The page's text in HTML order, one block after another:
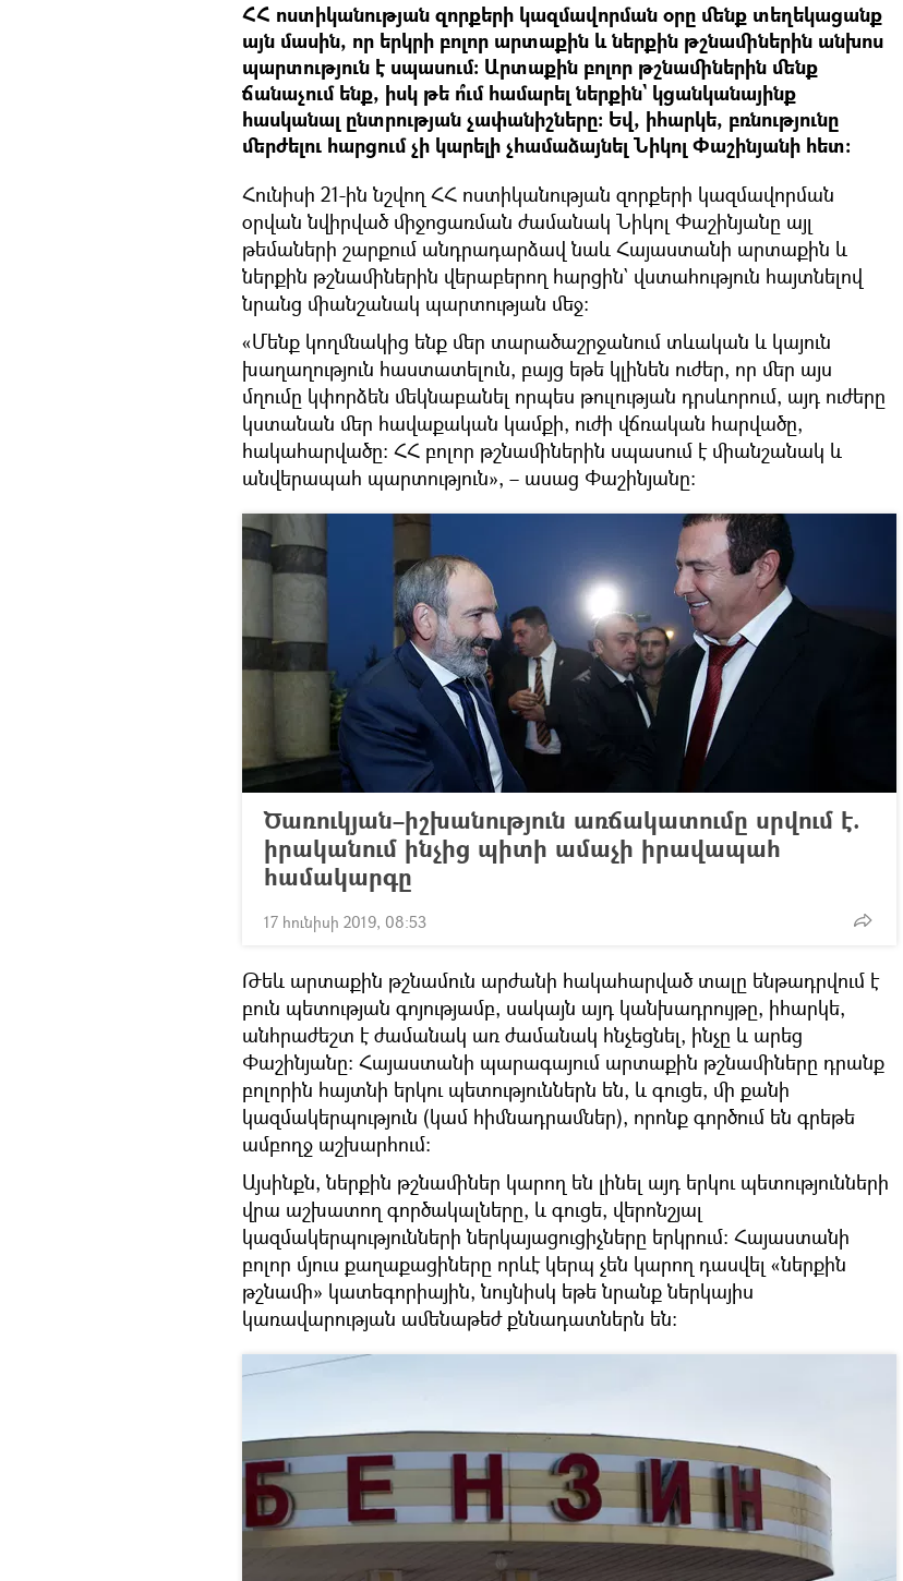
ՀՀ ոստիկանության զորքերի կազմավորման օրը մենք տեղեկացանք
այն մասին, որ երկրի բոլոր արտաքին և ներքին թշնամիներին անխոս
պարտություն է սպասում։ Արտաքին բոլոր թշնամիներին մենք
ճանաչում ենք, իսկ թե ո՞ւմ համարել ներքին` կցանկանայինք
հասկանալ ընտրության չափանիշները։ Եվ, իհարկե, բռնությունը
մերժելու հարցում չի կարելի չհամաձայնել Նիկոլ Փաշինյանի հետ։
Հունիսի 21-ին նշվող ՀՀ ոստիկանության զորքերի կազմավորման
օրվան նվիրված միջոցառման ժամանակ Նիկոլ Փաշինյանը այլ
թեմաների շարքում անդրադարձավ նաև Հայաստանի արտաքին և
ներքին թշնամիներին վերաբերող հարցին` վստահություն հայտնելով
նրանց միանշանակ պարտության մեջ։
«Մենք կողմնակից ենք մեր տարածաշրջանում տևական և կայուն
խաղաղություն հաստատելուն, բայց եթե կլինեն ուժեր, որ մեր այս
մղումը կփորձեն մեկնաբանել որպես թուլության դրսևորում, այդ ուժերը
կստանան մեր հավաքական կամքի, ուժի վճռական հարվածը,
հակահարվածը։ ՀՀ բոլոր թշնամիներին սպասում է միանշանակ և
անվերապահ պարտություն», – ասաց Փաշինյանը։
Ծառուկյան–իշխանություն առճակատումը սրվում է.
իրականում ինչից պիտի ամաչի իրավապահ
համակարգը
17 հունիսի 2019, 08:53
Թեև արտաքին թշնամուն արժանի հակահարված տալը ենթադրվում է
բուն պետության գոյությամբ, սակայն այդ կանխադրույթը, իհարկե,
անհրաժեշտ է ժամանակ առ ժամանակ հնչեցնել, ինչը և արեց
Փաշինյանը։ Հայաստանի պարագայում արտաքին թշնամիները դրանք
բոլորին հայտնի երկու պետություններն են, և գուցե, մի քանի
կազմակերպություն (կամ հիմնադրամներ), որոնք գործում են գրեթե
ամբողջ աշխարհում։
Այսինքն, ներքին թշնամիներ կարող են լինել այդ երկու պետությունների
վրա աշխատող գործակալները, և գուցե, վերոնշյալ
կազմակերպությունների ներկայացուցիչները երկրում։ Հայաստանի
բոլոր մյուս քաղաքացիները որևէ կերպ չեն կարող դասվել «ներքին
թշնամի» կատեգորիային, նույնիսկ եթե նրանք ներկայիս
կառավարության ամենաթեժ քննադատներն են: